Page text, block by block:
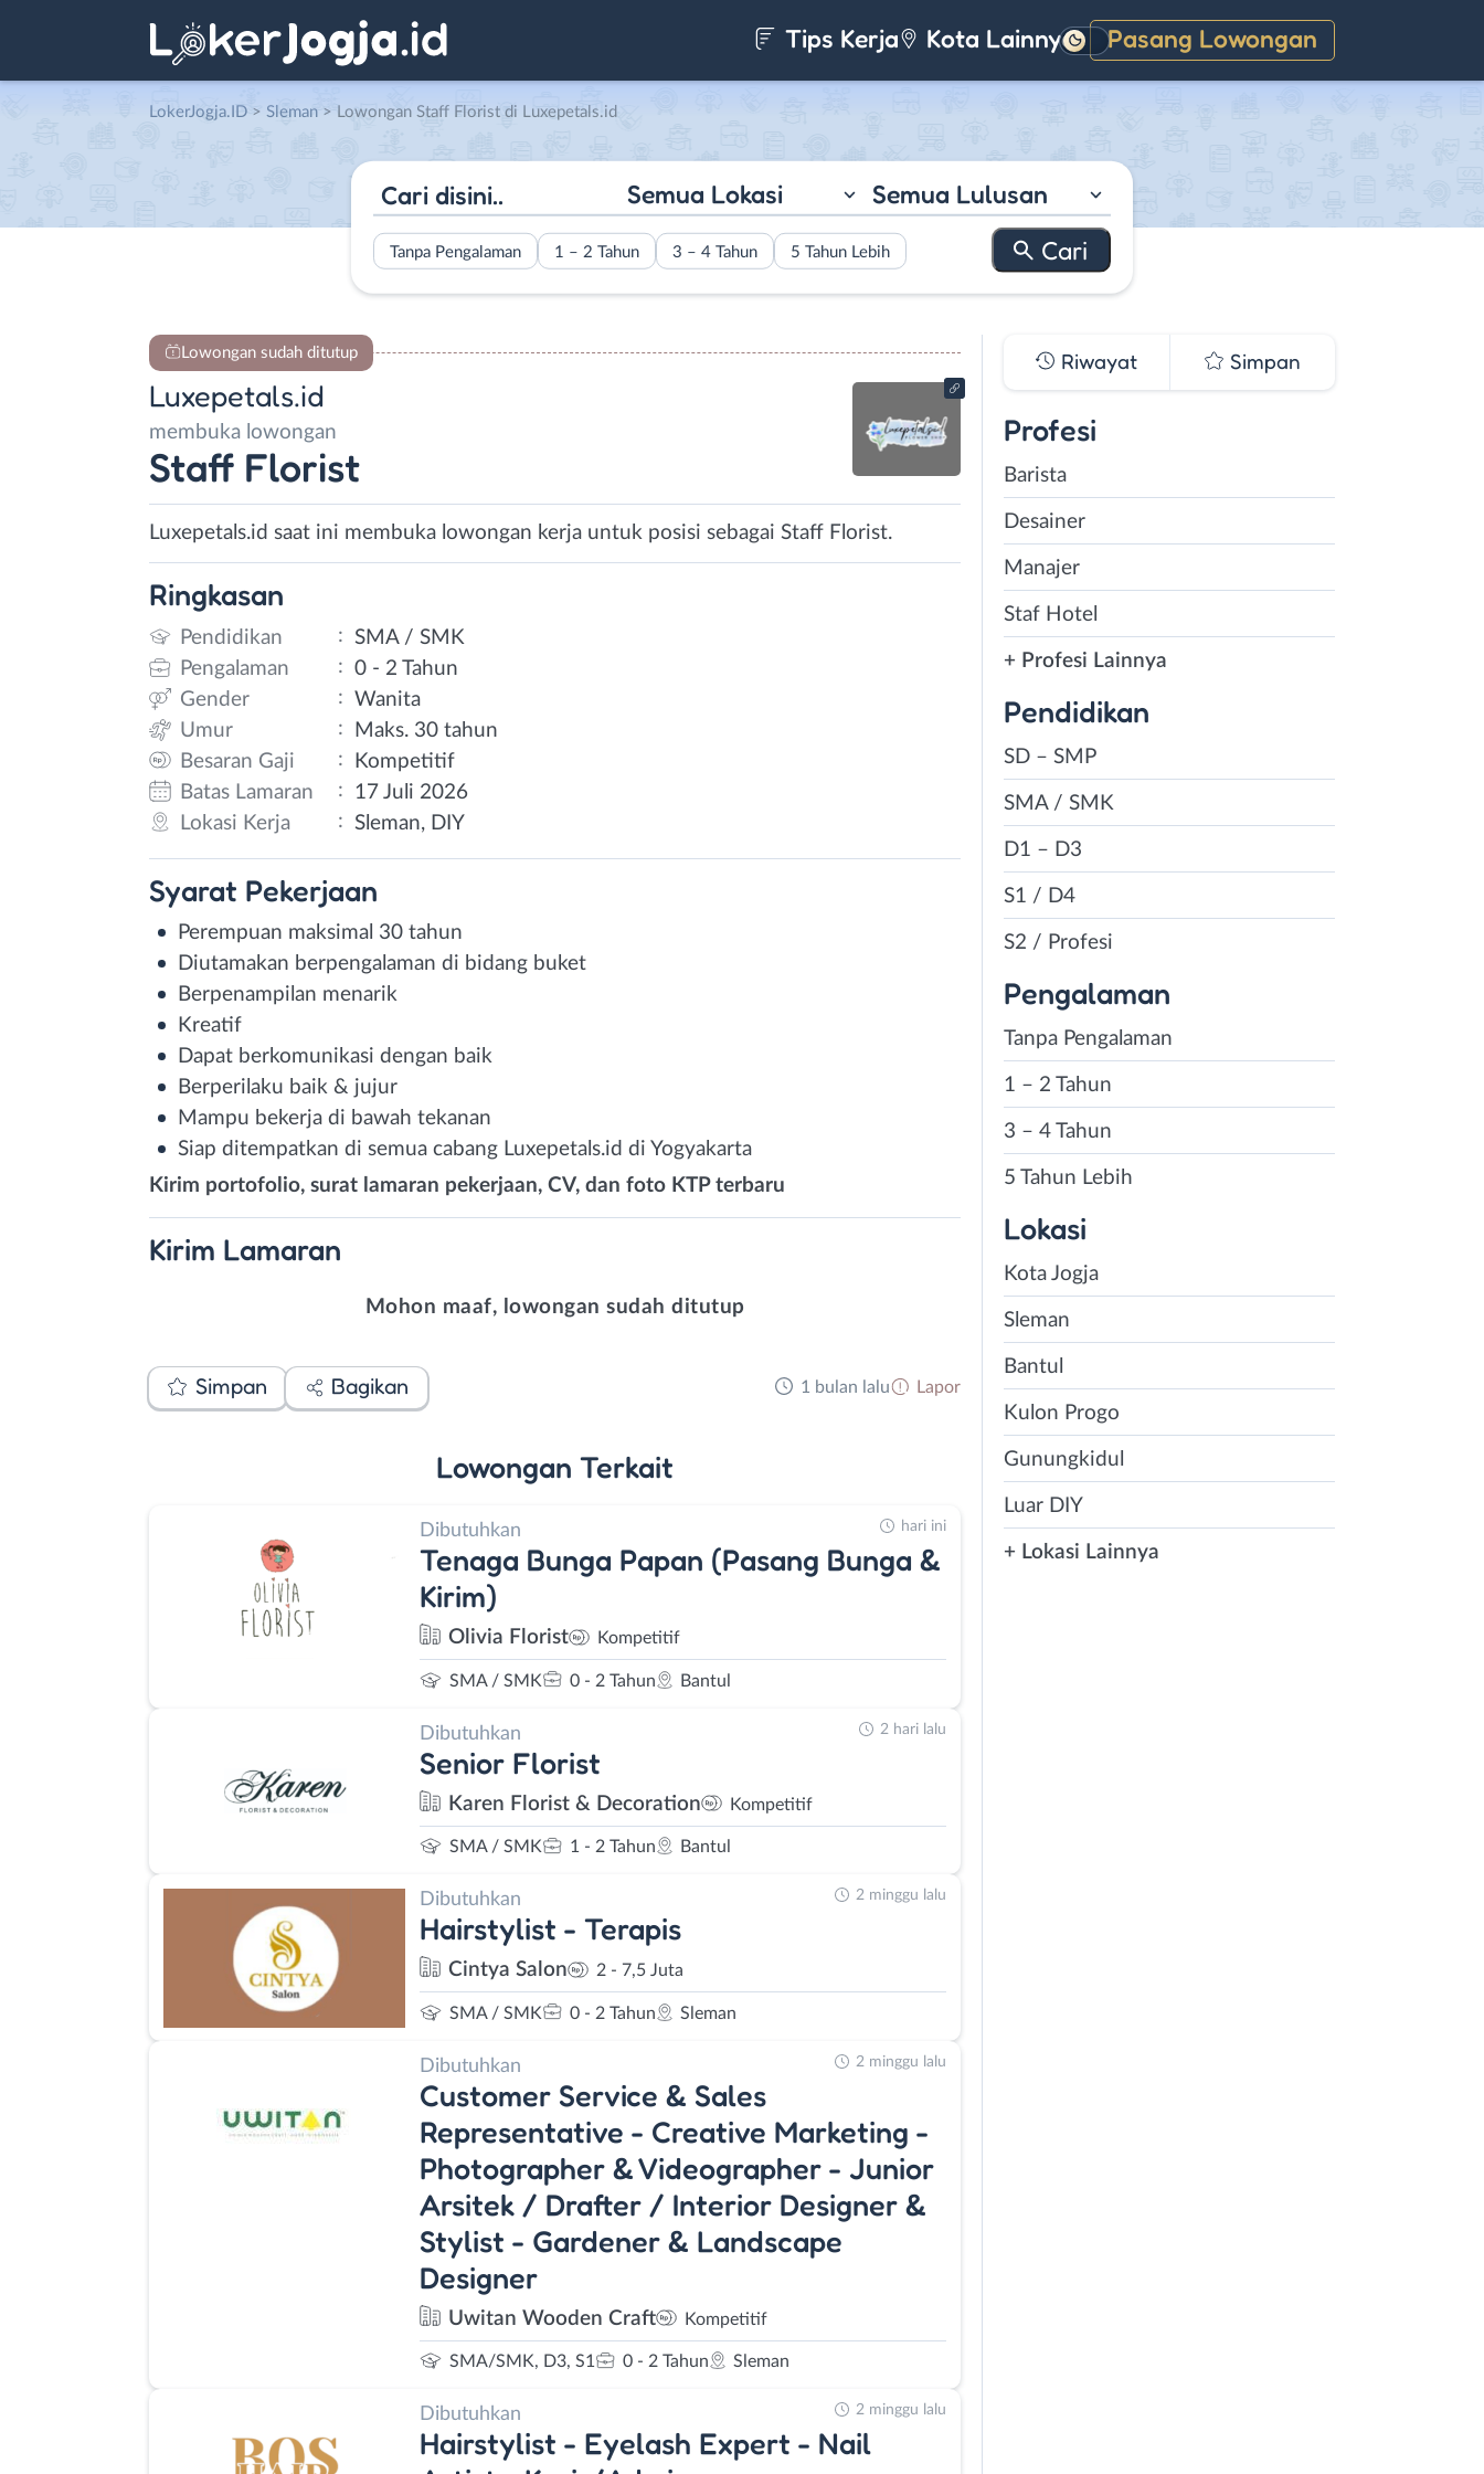
Tips Kerja Kota Lainnya Pasang Lowongan
Gelap
LokerJogja.ID > Sleman > Lowongan Staff Florist di Luxepetals.id
Semua Lokasi Semua Lulusan
Tanpa Pengalaman 1 – 2 Tahun 3 – 4 Tahun 5 Tahun Lebih
Lowongan sudah ditutup
Luxepetals.id
membuka lowongan
Staff Florist
Luxepetals.id saat ini membuka lowongan kerja untuk posisi sebagai Staff Florist.
Ringkasan
Pendidikan : SMA / SMK
Pengalaman
: 0 - 2 Tahun
Gender
: Wanita
Umur
:
Maks. 30 tahun
Besaran Gaji
:
Kompetitif
Batas Lamaran
:
17 Juli 2026
Lokasi Kerja
: Sleman, DIY
Syarat Pekerjaan
Perempuan maksimal 30 tahun
Diutamakan berpengalaman di bidang buket
Berpenampilan menarik
Kreatif
Dapat berkomunikasi dengan baik
Berperilaku baik & jujur
Mampu bekerja di bawah tekanan
Siap ditempatkan di semua cabang Luxepetals.id di Yogyakarta
Kirim portofolio, surat lamaran pekerjaan, CV, dan foto KTP terbaru
Kirim Lamaran
Mohon maaf, lowongan sudah ditutup
Simpan Bagikan 1 bulan lalu Lapor
Lowongan Terkait
Dibutuhkan
Tenaga Bunga Papan (Pasang Bunga &
Kirim)
Olivia Florist Kompetitif
SMA / SMK 0 - 2 Tahun Bantul
hari ini
Dibutuhkan
Senior Florist
Karen Florist & Decoration Kompetitif
SMA / SMK 1 - 2 Tahun Bantul
2 hari lalu
Dibutuhkan
Hairstylist - Terapis
Cintya Salon 2 - 7,5 Juta
SMA / SMK 0 - 2 Tahun Sleman
2 minggu lalu
Dibutuhkan
Customer Service & Sales
Representative - Creative Marketing -
Photographer & Videographer - Junior
Arsitek / Drafter / Interior Designer &
Stylist - Gardener & Landscape
Designer
Uwitan Wooden Craft Kompetitif
SMA/SMK, D3, S1 0 - 2 Tahun Sleman
2 minggu lalu
Dibutuhkan
Hairstylist - Eyelash Expert - Nail
2 minggu lalu
Riwayat Simpan
Profesi
Barista
Desainer
Manajer
Staf Hotel
+ Profesi Lainnya
Pendidikan
SD – SMP
SMA / SMK
D1 – D3
S1 / D4
S2 / Profesi
Pengalaman
Tanpa Pengalaman
1 – 2 Tahun
3 – 4 Tahun
5 Tahun Lebih
Lokasi
Kota Jogja
Sleman
Bantul
Kulon Progo
Gunungkidul
Luar DIY
+ Lokasi Lainnya